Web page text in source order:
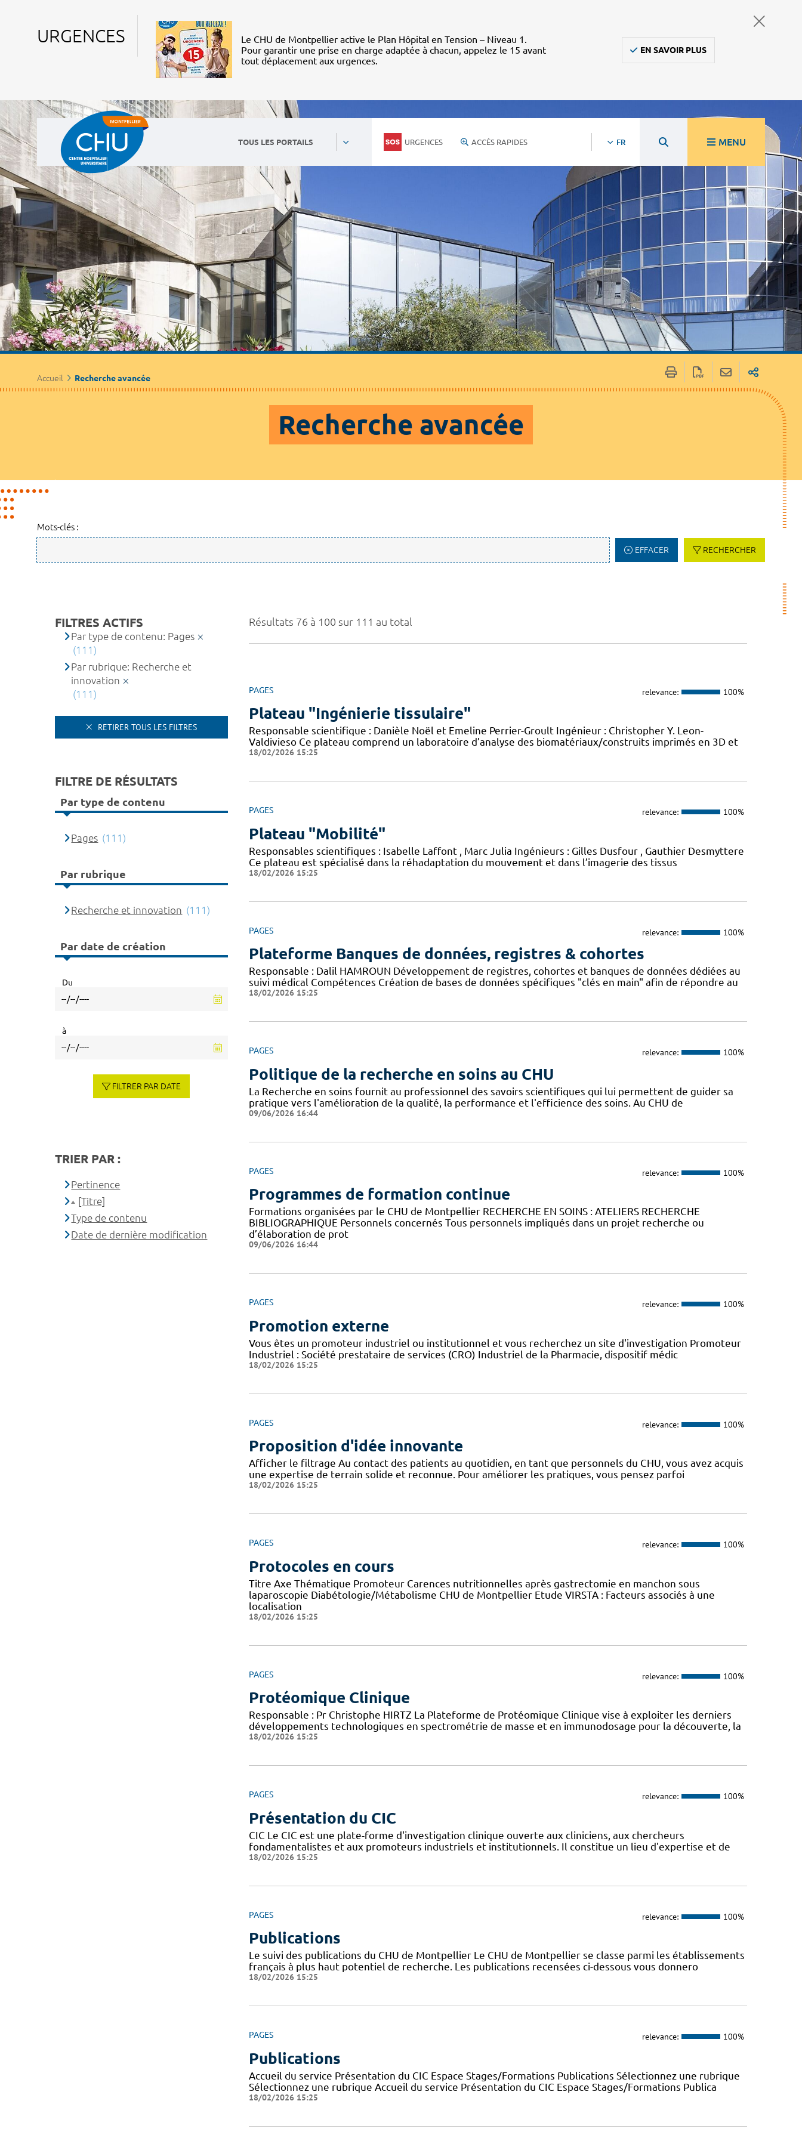
URGENCES
Le CHU de Montpellier active le Plan Hôpital en Tension – Niveau 1.
Pour garantir une prise en charge adaptée à chacun, appelez le 15 avant
tout déplacement aux urgences.
EN SAVOIR PLUS
TOUS LES PORTAILS URGENCES ACCÈS RAPIDES FR MENU
Accueil Recherche avancée
Recherche avancée
Mots-clés :
EFFACER RECHERCHER
Résultats 76 à 100 sur 111 au total
PAGES relevance: 100%
Plateau "Ingénierie tissulaire"
Responsable scientifique : Danièle Noël et Emeline Perrier-Groult Ingénieur : Christopher Y. Leon-
Valdivieso Ce plateau comprend un laboratoire d’analyse des biomatériaux/construits imprimés en 3D et
18/02/2026 15:25
PAGES relevance: 100%
Plateau "Mobilité"
Responsables scientifiques : Isabelle Laffont , Marc Julia Ingénieurs : Gilles Dusfour , Gauthier Desmyttere
Ce plateau est spécialisé dans la réhadaptation du mouvement et dans l’imagerie des tissus
18/02/2026 15:25
PAGES relevance: 100%
Plateforme Banques de données, registres & cohortes
Responsable : Dalil HAMROUN Développement de registres, cohortes et banques de données dédiées au
suivi médical Compétences Création de bases de données spécifiques "clés en main" afin de répondre au
18/02/2026 15:25
PAGES relevance: 100%
Politique de la recherche en soins au CHU
La Recherche en soins fournit au professionnel des savoirs scientifiques qui lui permettent de guider sa
pratique vers l'amélioration de la qualité, la performance et l'efficience des soins. Au CHU de
09/06/2026 16:44
PAGES relevance: 100%
Programmes de formation continue
Formations organisées par le CHU de Montpellier RECHERCHE EN SOINS : ATELIERS RECHERCHE
BIBLIOGRAPHIQUE Personnels concernés Tous personnels impliqués dans un projet recherche ou
d’élaboration de prot
09/06/2026 16:44
PAGES relevance: 100%
Promotion externe
Vous êtes un promoteur industriel ou institutionnel et vous recherchez un site d'investigation Promoteur
Industriel : Société prestataire de services (CRO) Industriel de la Pharmacie, dispositif médic
18/02/2026 15:25
PAGES relevance: 100%
Proposition d'idée innovante
Afficher le filtrage Au contact des patients au quotidien, en tant que personnels du CHU, vous avez acquis
une expertise de terrain solide et reconnue. Pour améliorer les pratiques, vous pensez parfoi
18/02/2026 15:25
PAGES relevance: 100%
Protocoles en cours
Titre Axe Thématique Promoteur Carences nutritionnelles après gastrectomie en manchon sous
laparoscopie Diabétologie/Métabolisme CHU de Montpellier Etude VIRSTA : Facteurs associés à une
localisation
18/02/2026 15:25
PAGES relevance: 100%
Protéomique Clinique
Responsable : Pr Christophe HIRTZ La Plateforme de Protéomique Clinique vise à exploiter les derniers
développements technologiques en spectrométrie de masse et en immunodosage pour la découverte, la
18/02/2026 15:25
PAGES relevance: 100%
Présentation du CIC
CIC Le CIC est une plate-forme d'investigation clinique ouverte aux cliniciens, aux chercheurs
fondamentalistes et aux promoteurs industriels et institutionnels. Il constitue un lieu d'expertise et de
18/02/2026 15:25
PAGES relevance: 100%
Publications
Le suivi des publications du CHU de Montpellier Le CHU de Montpellier se classe parmi les établissements
français à plus haut potentiel de recherche. Les publications recensées ci-dessous vous donnero
18/02/2026 15:25
PAGES relevance: 100%
Publications
Accueil du service Présentation du CIC Espace Stages/Formations Publications Sélectionnez une rubrique
Sélectionnez une rubrique Accueil du service Présentation du CIC Espace Stages/Formations Publica
18/02/2026 15:25
FILTRES ACTIFS
Par type de contenu: Pages
(111)
Par rubrique: Recherche et
innovation
(111)
RETIRER TOUS LES FILTRES
FILTRE DE RÉSULTATS
Par type de contenu
Pages (111)
Par rubrique
Recherche et innovation (111)
Par date de création
Du
à
FILTRER PAR DATE
TRIER PAR :
Pertinence
[Titre]
Type de contenu
Date de dernière modification